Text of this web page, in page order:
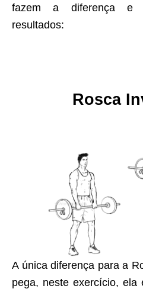
fazem a diferença e
resultados:
Rosca
A única diferença para a
pega, neste exercício, ela